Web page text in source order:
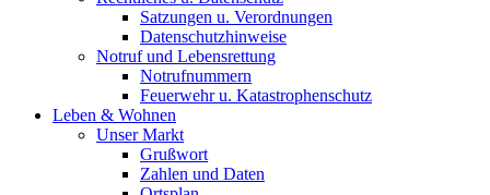
Satzungen u. Verordnungen
Datenschutzhinweise
Notruf und Lebensrettung
Notrufnummern
Feuerwehr u. Katastrophenschutz
Leben & Wohnen
Unser Markt
Grußwort
Zahlen und Daten